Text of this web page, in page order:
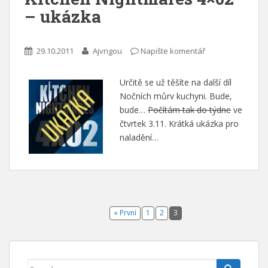
– ukázka
29.10.2011 Ajvngou Napište komentář
Určitě se už těšíte na další díl
Nočních můrv kuchyni. Bude,
bude… Počítám tak do týdne ve
čtvrtek 3.11. Krátká ukázka pro
naladění…
« První 1 2 3